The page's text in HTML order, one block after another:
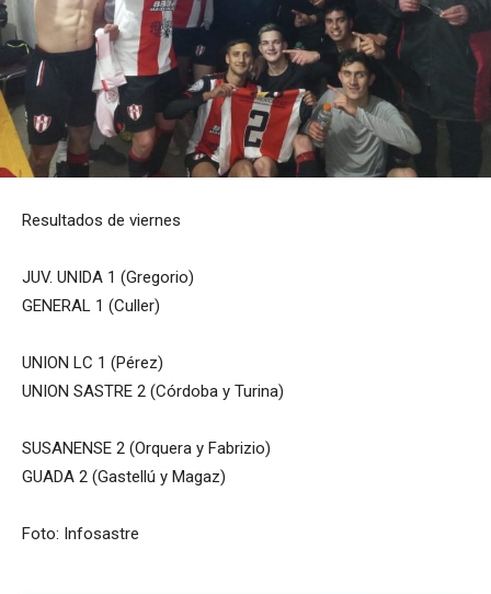
Resultados de viernes
JUV. UNIDA 1 (Gregorio)
GENERAL 1 (Culler)
UNION LC 1 (Pérez)
UNION SASTRE 2 (Córdoba y Turina)
SUSANENSE 2 (Orquera y Fabrizio)
GUADA 2 (Gastellú y Magaz)
Foto: Infosastre